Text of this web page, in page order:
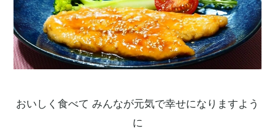
おいしく食べて みんなが元気で幸せになりますよう
に